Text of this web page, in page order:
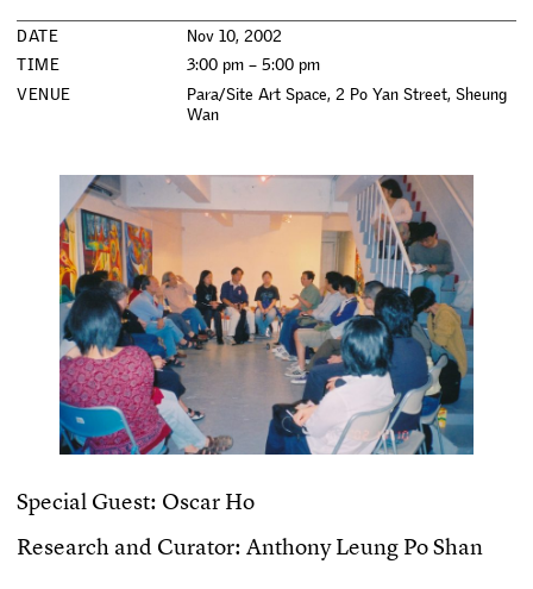
C ONFERE
R
PUBLICATIONS
S S
DATE
Nov 10, 2002
TIME
3:00 pm – 5:00 pm
VENUE
Para/Site Art Space, 2 Po Yan Street, Sheung
Wan
Special Guest: Oscar Ho
Research and Curator: Anthony Leung PoShan